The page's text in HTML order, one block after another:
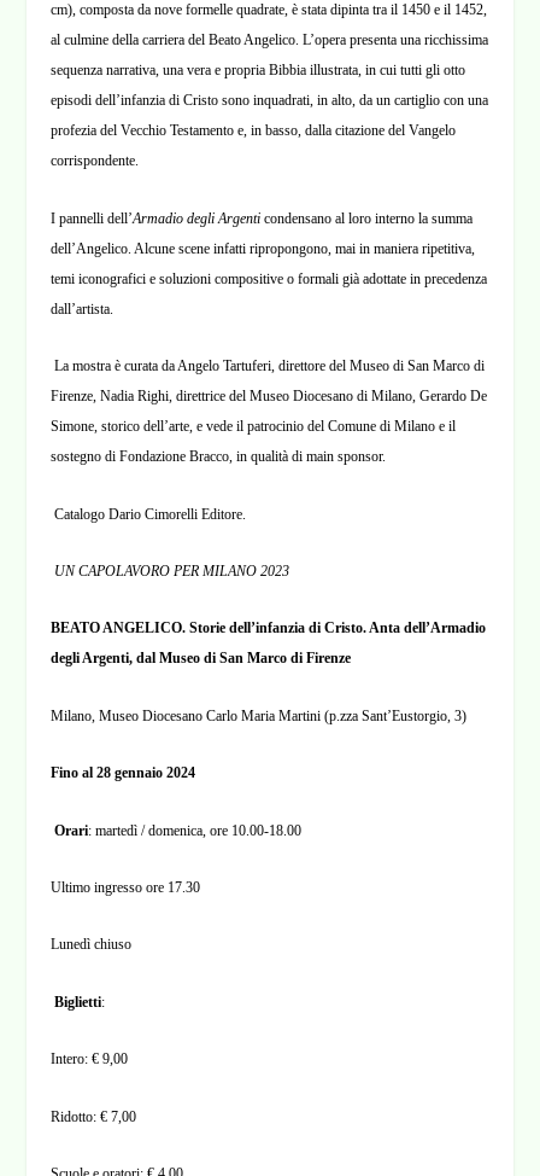
cm), composta da nove formelle quadrate, è stata dipinta tra il 1450 e il 1452,
al culmine della carriera del Beato Angelico. L’opera presenta una ricchissima
sequenza narrativa, una vera e propria Bibbia illustrata, in cui tutti gli otto
episodi dell’infanzia di Cristo sono inquadrati, in alto, da un cartiglio con una
profezia del Vecchio Testamento e, in basso, dalla citazione del Vangelo
corrispondente.
I pannelli dell’Armadio degli Argenti condensano al loro interno la summa
dell’Angelico. Alcune scene infatti ripropongono, mai in maniera ripetitiva,
temi iconografici e soluzioni compositive o formali già adottate in precedenza
dall’artista.
La mostra è curata da Angelo Tartuferi, direttore del Museo di San Marco di
Firenze, Nadia Righi, direttrice del Museo Diocesano di Milano, Gerardo De
Simone, storico dell’arte, e vede il patrocinio del Comune di Milano e il
sostegno di Fondazione Bracco, in qualità di main sponsor.
Catalogo Dario Cimorelli Editore.
UN CAPOLAVORO PER MILANO 2023
BEATO ANGELICO. Storie dell’infanzia di Cristo. Anta dell’Armadio
degli Argenti, dal Museo di San Marco di Firenze
Milano, Museo Diocesano Carlo Maria Martini (p.zza Sant’Eustorgio, 3)
Fino al 28 gennaio 2024
Orari: martedì / domenica, ore 10.00-18.00
Ultimo ingresso ore 17.30
Lunedì chiuso
Biglietti:
Intero: € 9,00
Ridotto: € 7,00